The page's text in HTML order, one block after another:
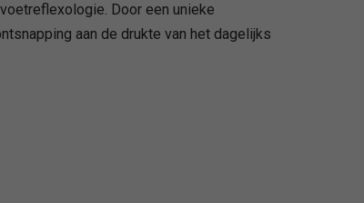
Door een unieke
aan de drukte van het dagelijks